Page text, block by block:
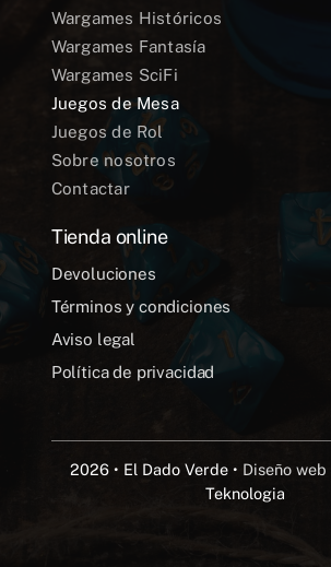
Wargames Históricos
Wargames Fantasía
Wargames SciFi
Juegos de Mesa
Juegos de Rol
Sobre nosotros
Contactar
Tienda online
Devoluciones
Términos y condiciones
Aviso legal
Política de privacidad
2026 • El Dado Verde • Diseño web
Teknologia